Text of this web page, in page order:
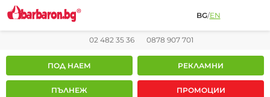
BG/EN
02 482 35 36 0878 907 701
ПОД НАЕМ РЕКЛАМНИ
ПЪЛНЕЖ ПРОМОЦИИ